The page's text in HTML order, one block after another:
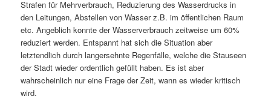
Strafen für Mehrverbrauch, Reduzierung des Wasserdrucks in
den Leitungen, Abstellen von Wasser z.B. im öffentlichen Raum
etc. Angeblich konnte der Wasserverbrauch zeitweise um 60%
reduziert werden. Entspannt hat sich die Situation aber
letztendlich durch langersehnte Regenfälle, welche die Stauseen
der Stadt wieder ordentlich gefüllt haben. Es ist aber
wahrscheinlich nur eine Frage der Zeit, wann es wieder kritisch
wird.